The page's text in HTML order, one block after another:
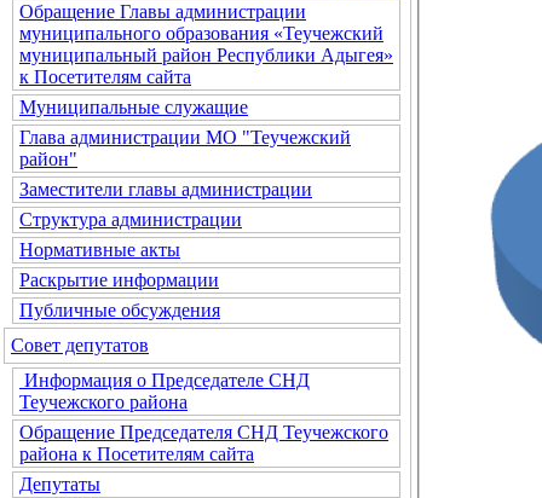
Обращение Главы администрации
муниципального образования «Теучежский
муниципальный район Республики Адыгея»
к Посетителям сайта
Муниципальные служащие
Глава администрации МО "Теучежский
район"
Заместители главы администрации
Структура администрации
Нормативные акты
Раскрытие информации
Публичные обсуждения
Совет депутатов
Информация о Председателе СНД
Теучежского района
Обращение Председателя СНД Теучежского
района к Посетителям сайта
Депутаты